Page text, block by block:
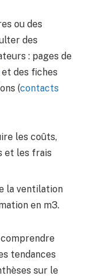
ou des
des
: pages de
et des fiches
(contacts
les coûts,
et les frais
la ventilation
en m3.
tendances
sur le